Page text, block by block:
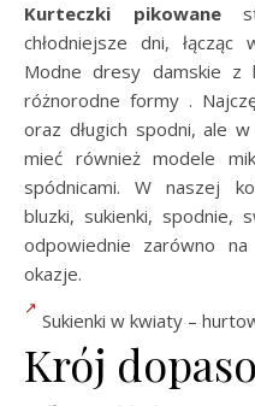
Kurteczki pikowane
chłodniejsze dni,
Modne dresy damskie z
różnorodne formy .
oraz długich spodni, ale
mieć również modele
spódnicami. W naszej
bluzki, sukienki, spodnie,
odpowiednie zarówno
okazje.
Sukienki w kwiaty –
Krój